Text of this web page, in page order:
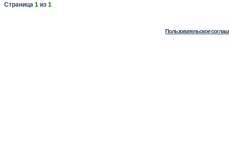
Страница 1 из 1
Пользовательское